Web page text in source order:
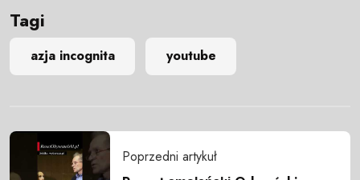
Tagi
azja incognita youtube
Poprzedni artykuł